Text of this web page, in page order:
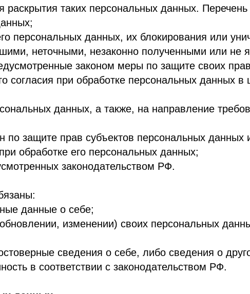
о себе;
изменении) своих персональных данных.
сведения о себе, либо сведения о другом
в соответствии с законодательством РФ.
на законной и справедливой основе.
достижением конкретных, заранее
несовместимая с целями сбора персональных данных.
данные, которые отвечают целям их обработки.
данных соответствуют заявленным целям
данных по отношению к заявленным целям их
точность персональных данных, их